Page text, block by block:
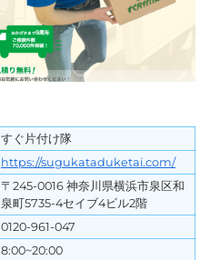
すぐ片付け隊
https://sugukataduketai.com/
〒245-0016 神奈川県横浜市泉区和
泉町5735-4セイブ4ビル2階
0120-961-047
8:00~20:00